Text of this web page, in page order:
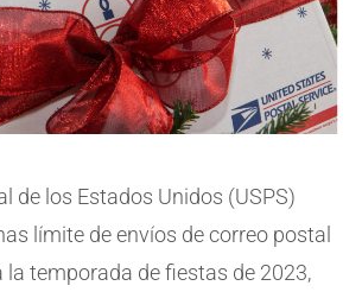
de los Estados Unidos (USPS)
límite de envíos de correo postal
la temporada de fiestas de 2023,